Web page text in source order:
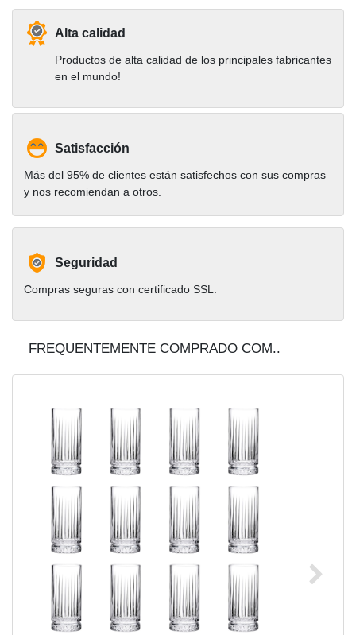
Alta calidad
Productos de alta calidad de los principales fabricantes
en el mundo!
Satisfacción
Más del 95% de clientes están satisfechos con sus compras
y nos recomiendan a otros.
Seguridad
Compras seguras con certificado SSL.
FREQUENTEMENTE COMPRADO COM..